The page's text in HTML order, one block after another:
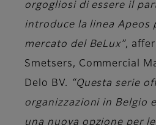
orgogliosi di essere il
introduce la linea Apeos
mercato del BeLux”,
Smetsers, Commercial
Delo BV.
“Questa serie
organizzazioni in Belgio
una nuova opzione per